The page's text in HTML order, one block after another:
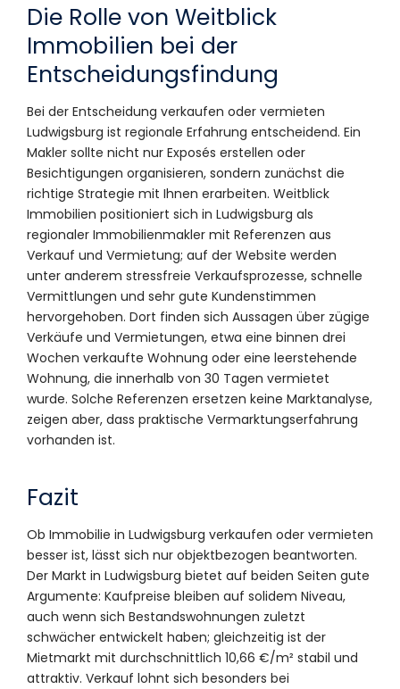
Die Rolle von Weitblick
Immobilien bei der
Entscheidungsfindung
Bei der Entscheidung verkaufen oder vermieten
Ludwigsburg ist regionale Erfahrung entscheidend. Ein
Makler sollte nicht nur Exposés erstellen oder
Besichtigungen organisieren, sondern zunächst die
richtige Strategie mit Ihnen erarbeiten. Weitblick
Immobilien positioniert sich in Ludwigsburg als
regionaler Immobilienmakler mit Referenzen aus
Verkauf und Vermietung; auf der Website werden
unter anderem stressfreie Verkaufsprozesse, schnelle
Vermittlungen und sehr gute Kundenstimmen
hervorgehoben. Dort finden sich Aussagen über zügige
Verkäufe und Vermietungen, etwa eine binnen drei
Wochen verkaufte Wohnung oder eine leerstehende
Wohnung, die innerhalb von 30 Tagen vermietet
wurde. Solche Referenzen ersetzen keine Marktanalyse,
zeigen aber, dass praktische Vermarktungserfahrung
vorhanden ist.
Fazit
Ob Immobilie in Ludwigsburg verkaufen oder vermieten
besser ist, lässt sich nur objektbezogen beantworten.
Der Markt in Ludwigsburg bietet auf beiden Seiten gute
Argumente: Kaufpreise bleiben auf solidem Niveau,
auch wenn sich Bestandswohnungen zuletzt
schwächer entwickelt haben; gleichzeitig ist der
Mietmarkt mit durchschnittlich 10,66 €/m² stabil und
attraktiv. Verkauf lohnt sich besonders bei